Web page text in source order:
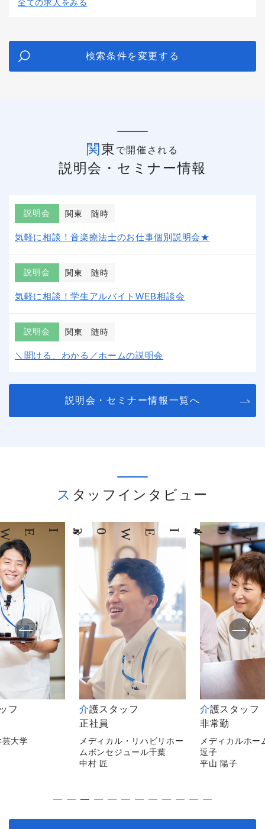
全ての求人をみる
検索条件を変更する
関東 で開催される
説明会・セミナー情報
説明会 関東 随時
気軽に相談！音楽療法士のお仕事個別説明会★
説明会 関東 随時
気軽に相談！学生アルバイトWEB相談会
説明会 関東 随時
＼聞ける、わかる／ホームの説明会
説明会・セミナー情報一覧へ
スタッフインタビュー
INTERVIEW INTERVIEW
フ
大学
03
介護スタッフ
正社員
メディカル・リハビリホー
ムボンセジュール千葉
中村 匠
04
介護スタッフ
非常勤
メディカルホー
逗子
平山 陽子